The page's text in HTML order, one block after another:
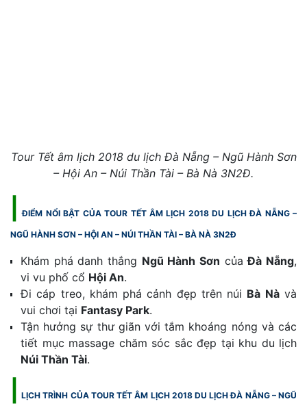
Tour Tết âm lịch 2018 du lịch Đà Nẵng – Ngũ Hành Sơn
– Hội An – Núi Thần Tài – Bà Nà 3N2Đ.
ĐIỂM NỔI BẬT CỦA TOUR TẾT ÂM LỊCH 2018 DU LỊCH ĐÀ NẴNG –
NGŨ HÀNH SƠN – HỘI AN – NÚI THẦN TÀI – BÀ NÀ 3N2Đ
Khám phá danh thắng Ngũ Hành Sơn củaĐà Nẵng,
vi vu phố cổ Hội An.
Đi cáp treo, khám phá cảnh đẹp trên núi Bà Nàvà
vui chơi tại Fantasy Park.
Tận hưởng sự thư giãn với tắm khoáng nóng và các
tiết mục massage chăm sóc sắc đẹp tại khu du lịch
Núi Thần Tài.
LỊCH TRÌNH CỦA TOUR TẾT ÂM LỊCH 2018 DU LỊCH ĐÀ NẴNG – NGŨ